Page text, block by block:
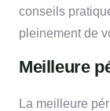
conseils
pleinement de
Meilleure
La meilleure